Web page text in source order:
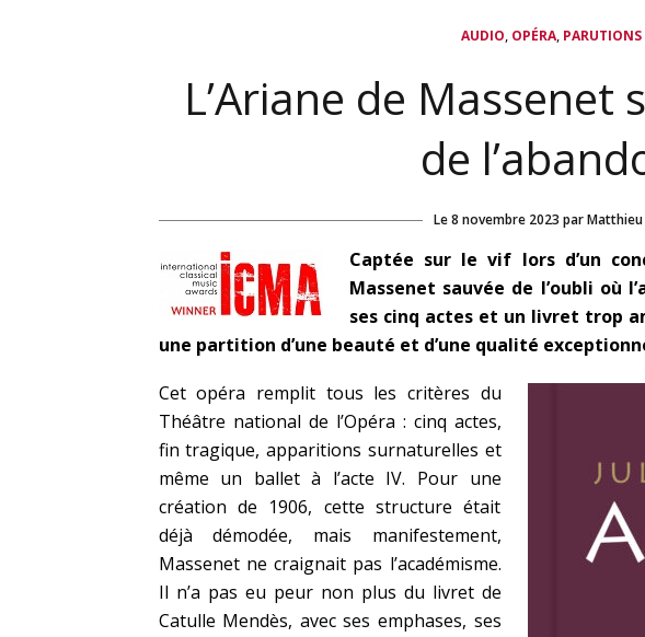
AUDIO, OPÉRA, PARUTIONS
L’Ariane de Massenet
de
Le8 novembre 2023 par Matthieu
Captée sur le vif lors d’un
Massenet sauvée de l’oubli où
ses cinq actes et un livret trop
une partition d’une beauté et d’une qualité
Cet opéra remplit tous les critères du
Théâtre national de l’Opéra : cinq actes,
fin tragique, apparitions surnaturelles et
même un ballet à l’acte IV. Pour une
création de 1906, cette structure était
déjà démodée, mais manifestement,
Massenet ne craignait pas l’académisme.
Il n’a pas eu peur non plus du livret de
Catulle Mendès, avec ses emphases, ses